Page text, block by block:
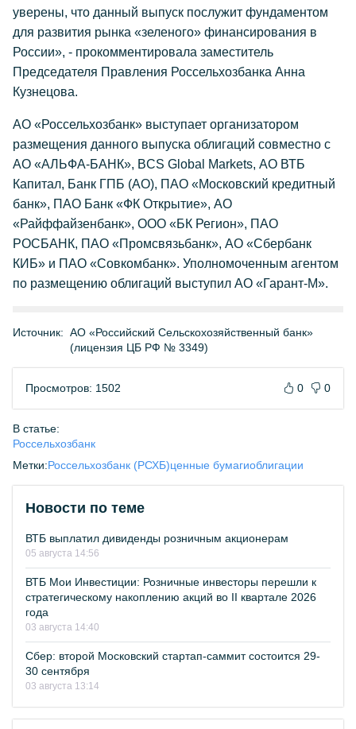
уверены, что данный выпуск послужит фундаментом
для развития рынка «зеленого» финансирования в
России», - прокомментировала заместитель
Председателя Правления Россельхозбанка Анна
Кузнецова.
АО «Россельхозбанк» выступает организатором
размещения данного выпуска облигаций совместно с
АО «АЛЬФА-БАНК», BCS Global Markets, АО ВТБ
Капитал, Банк ГПБ (АО), ПАО «Московский кредитный
банк», ПАО Банк «ФК Открытие», АО
«Райффайзенбанк», ООО «БК Регион», ПАО
РОСБАНК, ПАО «Промсвязьбанк», АО «Сбербанк
КИБ» и ПАО «Совкомбанк». Уполномоченным агентом
по размещению облигаций выступил АО «Гарант-М».
Источник: АО «Российский Сельскохозяйственный банк»
(лицензия ЦБ РФ № 3349)
Просмотров: 1502 0 0
В статье:
Россельхозбанк
Метки:Россельхозбанк (РСХБ)ценные бумагиоблигации
Новости по теме
ВТБ выплатил дивиденды розничным акционерам
05 августа 14:56
ВТБ Мои Инвестиции: Розничные инвесторы перешли к
стратегическому накоплению акций во II квартале 2026
года
03 августа 14:40
Сбер: второй Московский стартап-саммит состоится 29-
30 сентября
03 августа 13:14